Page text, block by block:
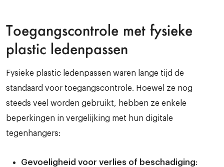
Toegangscontrole met fysieke
plastic ledenpassen
Fysieke plastic ledenpassen waren lange tijd de
standaard voor toegangscontrole. Hoewel ze nog
steeds veel worden gebruikt, hebben ze enkele
beperkingen in vergelijking met hun digitale
tegenhangers:
Gevoeligheid voor verlies of beschadiging: